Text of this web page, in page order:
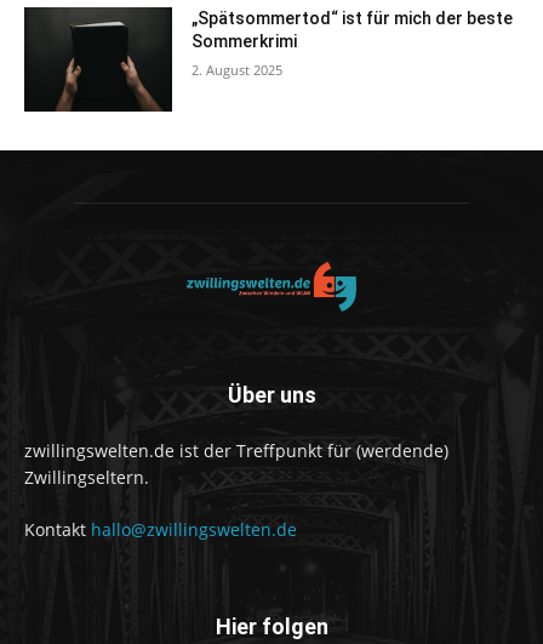
„Spätsommertod“ ist für mich der beste
Sommerkrimi
2. August 2025
Über uns
zwillingswelten.de ist der Treffpunkt für (werdende)
Zwillingseltern.
Kontakt hallo@zwillingswelten.de
Hier folgen